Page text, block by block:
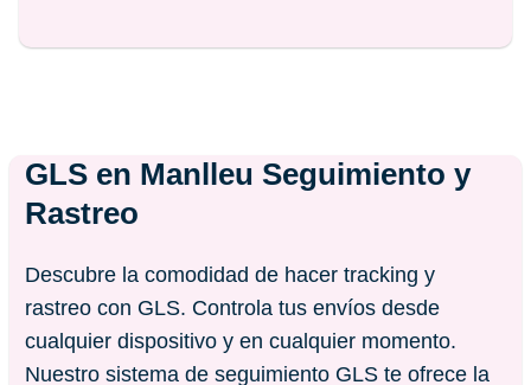
GLS en Manlleu Seguimiento y
Rastreo
Descubre la comodidad de hacer tracking y
rastreo con GLS. Controla tus envíos desde
cualquier dispositivo y en cualquier momento.
Nuestro sistema de seguimiento GLS te ofrece la